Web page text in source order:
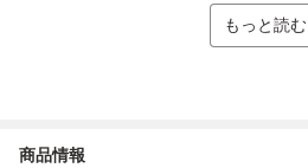
もっと読む
商品情報